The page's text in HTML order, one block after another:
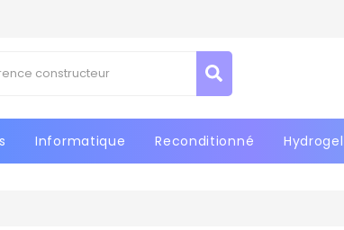
Informatique Reconditionné Hydrogel